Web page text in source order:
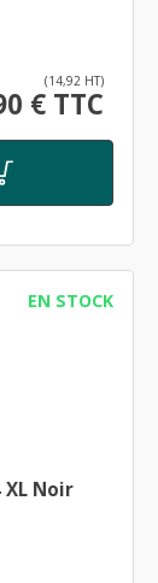
(14,92 HT)
€ TTC
EN STOCK
XL Noir